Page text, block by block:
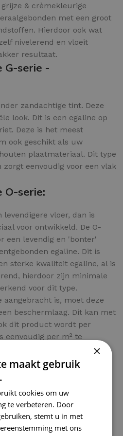
& crèmekleurige
met een groot
Hierdoor ook wat
nivelerend en vloeit
resultaat.
G-serie -
zandachtige tint. Deze
look. Dit is een egaline op
Deze is het meest
ook geschikt als uw
plaatmateriaal. Dit type
eenvoudig voor een vlak
O-serie:
levendigere vloer, dan is
voor ontwikkeld. De O-
een levendig en 'bonter'
egaline. Dit is
sterke kwaliteit egaline, al is
hierdoor zijn minimale
voor dit type.
aangebracht is, moet deze
beschermlaag. Dit kan met
dit product wordt per
eenvoudig per m² te
de betonlook
×
maakt gebruik
cookies om uw
te verbeteren. Door
stemt u in met
met ons